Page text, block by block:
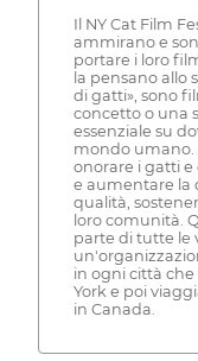
Il NY Cat Film
ammirano e
portare i loro
la pensano allo
di gatti», sono
concetto o una
essenziale su
mondo umano.
onorare i gatti e
e aumentare la
qualità,
loro comunità.
parte di tutte le
in ogni città che
York e poi
in Canada.